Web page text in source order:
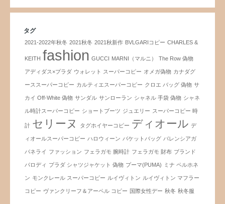
タグ
2021-2022年秋冬 2021秋冬 2021秋新作 BVLGARIコピー CHARLES &
KEITH fashion GUCCI MARNI（マルニ） The Row 偽物
アディダス×プラダ ウォレット スーパーコピー オメガ偽物 カナダグ
ーススーパーコピー カルティエスーパーコピー クロエ バッグ 偽物 サ
カイ Off-White 偽物 サンダル サンローラン シャネル 手袋 偽物 シャネ
ル時計スーパーコピー ショートブーツ ジュエリー スーパーコピー 時
計 セリーヌ タグホイヤーコピー ディオール デ
ィオールスーパーコピー ハロウィーン バケットバッグ バレンシアガ
パネライ ファッション フェラガモ 腕時計 フェラガモ 財布 ブランド
パロディ プラダ シャツジャケット 偽物 プーマ(PUMA) ミナ ペルホネ
ン モンクレール スーパーコピー ルイヴィトン ルイヴィトン マフラー
コピー ヴァンクリーフ＆アーペル コピー 国際女性デー 秋冬 秋冬服